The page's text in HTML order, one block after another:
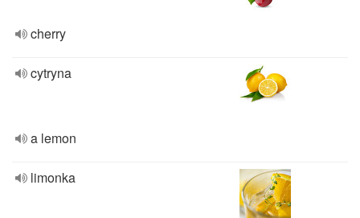
cherry
cytryna
a lemon
limonka